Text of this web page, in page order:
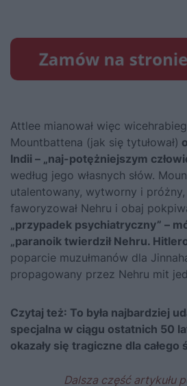
Attlee mianował więc
Mountbattena (jak się tytułował)
Indii – „naj-potężniejszym
według jego własnych słów.
utalentowany, wytworny i
faworyzował Nehru i obaj
„przypadek psychiatryczny” –
„paranoik twierdził Nehru.
poparcie muzułmanów dla
propagowany przez Nehru mit
Czytaj też: To była najbardziej
specjalna w ciągu ostatnich 50
okazały się tragiczne dla całego